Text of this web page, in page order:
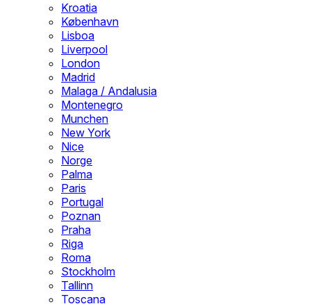
Kroatia
København
Lisboa
Liverpool
London
Madrid
Malaga / Andalusia
Montenegro
Munchen
New York
Nice
Norge
Palma
Paris
Portugal
Poznan
Praha
Riga
Roma
Stockholm
Tallinn
Toscana